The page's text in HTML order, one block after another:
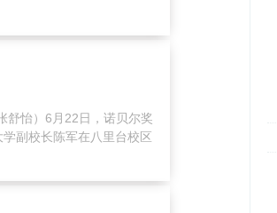
舒怡）6月22日，诺贝尔奖
副校长陈军在八里台校区